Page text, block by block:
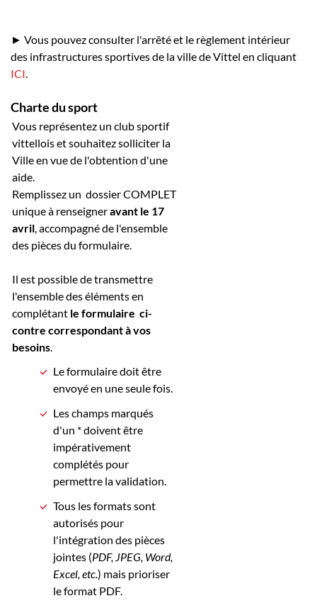
► Vous pouvez consulter l'arrêté et le règlement intérieur
des infrastructures sportives de la ville de Vittel en cliquant
ICI.
Charte du sport
Vous représentez un club sportif
vittellois et souhaitez solliciter la
Ville en vue de l'obtention d'une
aide.
Remplissez un dossier COMPLET
unique à renseigneravant le 17
avril, accompagné de l'ensemble
des pièces du formulaire.
Il est possible de transmettre
l'ensemble des éléments en
complétant le formulaire ci-
contre correspondant à vos
besoins.
Le formulaire doit être
envoyé en une seule fois.
Les champs marqués
d'un * doivent être
impérativement
complétés pour
permettre la validation.
Tous les formats sont
autorisés pour
l'intégration des pièces
jointes (PDF, JPEG, Word,
Excel, etc.) mais prioriser
le format PDF.